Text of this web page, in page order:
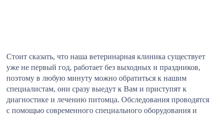
Стоит сказать, что наша ветеринарная клиника существует
уже не первый год, работает без выходных и праздников,
поэтому в любую минуту можно обратиться к нашим
специалистам, они сразу выедут к Вам и приступят к
диагностике и лечению питомца. Обследования проводятся
с помощью современного специального оборудования и